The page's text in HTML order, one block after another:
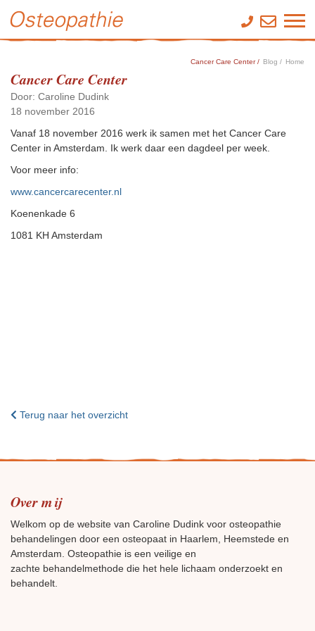
Home
Blog /
Cancer Care Center /
Cancer Care Center
Door: Caroline Dudink
18 november 2016
Vanaf 18 november 2016 werk ik samen met het Cancer Care
Center in Amsterdam. Ik werk daar een dagdeel per week.
Voor meer info:
www.cancercarecenter.nl
Koenenkade 6
1081 KH Amsterdam
Terug naar het overzicht
Over mij
Welkom op de website van Caroline Dudink voor osteopathie
behandelingen door een osteopaat in Haarlem, Heemstede en
Amsterdam. Osteopathie is een veilige en
zachte behandelmethode die het hele lichaam onderzoekt en
behandelt.